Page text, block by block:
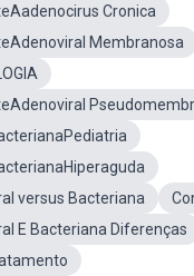
Cronica
Membranosa
versus Bacteriana
E Bacteriana Diferenças